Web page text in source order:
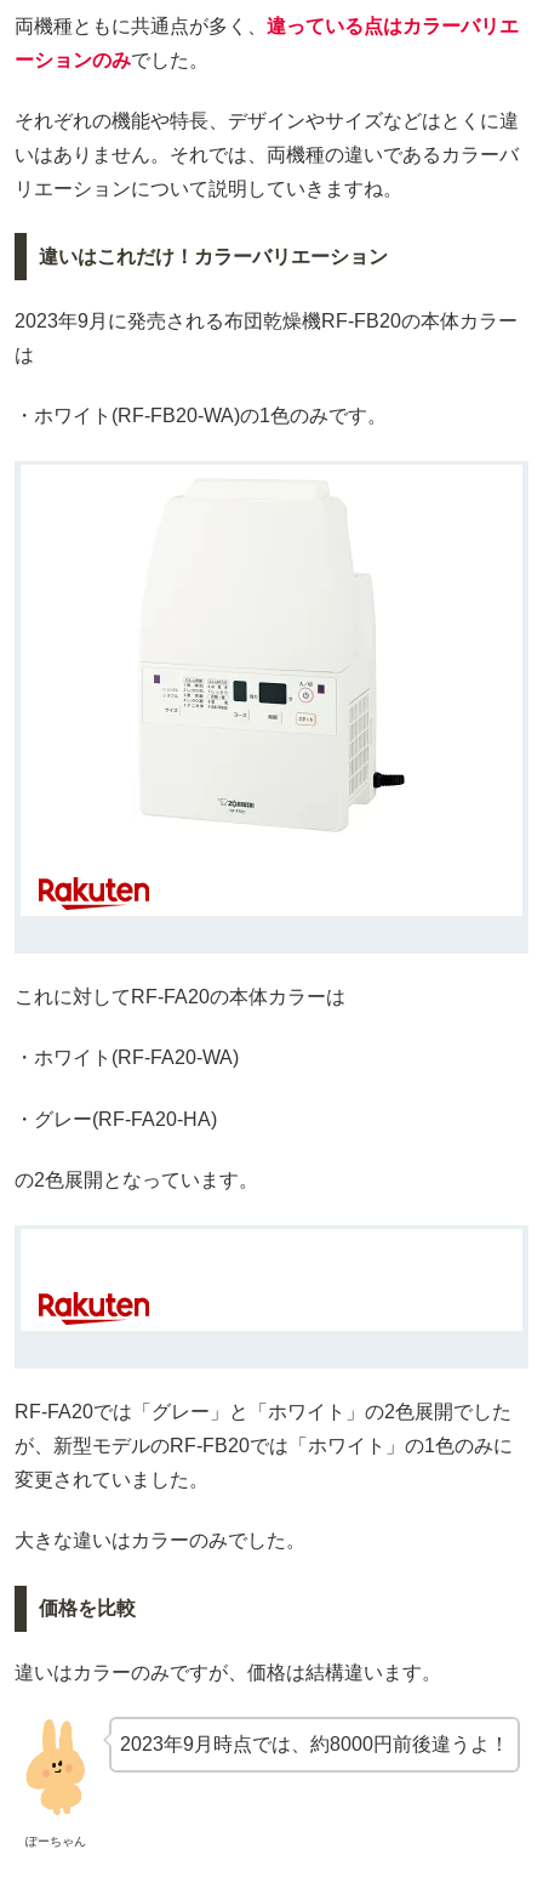
両機種ともに共通点が多く、 違っている点はカラーバリエ
ーションのみでした。
それぞれの機能や特長、デザインやサイズなどはとくに違
いはありません。それでは、両機種の違いであるカラーバ
リエーションについて説明していきますね。
違いはこれだけ！カラーバリエーション
2023年9月に発売される布団乾燥機RF-FB20の本体カラー
は
・ホワイト(RF-FB20-WA)の1色のみです。
これに対してRF-FA20の本体カラーは
・ホワイト(RF-FA20-WA)
・グレー(RF-FA20-HA)
の2色展開となっています。
RF-FA20では「グレー」と「ホワイト」の2色展開でした
が、新型モデルのRF-FB20では「ホワイト」の1色のみに
変更されていました。
大きな違いはカラーのみでした。
価格を比較
違いはカラーのみですが、価格は結構違います。
ぽーちゃん
2023年9月時点では、約8000円前後違うよ！